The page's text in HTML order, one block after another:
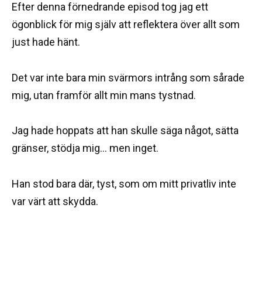
Efter denna förnedrande episod tog jag ett
ögonblick för mig själv att reflektera över allt som
just hade hänt.
Det var inte bara min svärmors intrång som sårade
mig, utan framför allt min mans tystnad.
Jag hade hoppats att han skulle säga något, sätta
gränser, stödja mig… men inget.
Han stod bara där, tyst, som om mitt privatliv inte
var värt att skydda.